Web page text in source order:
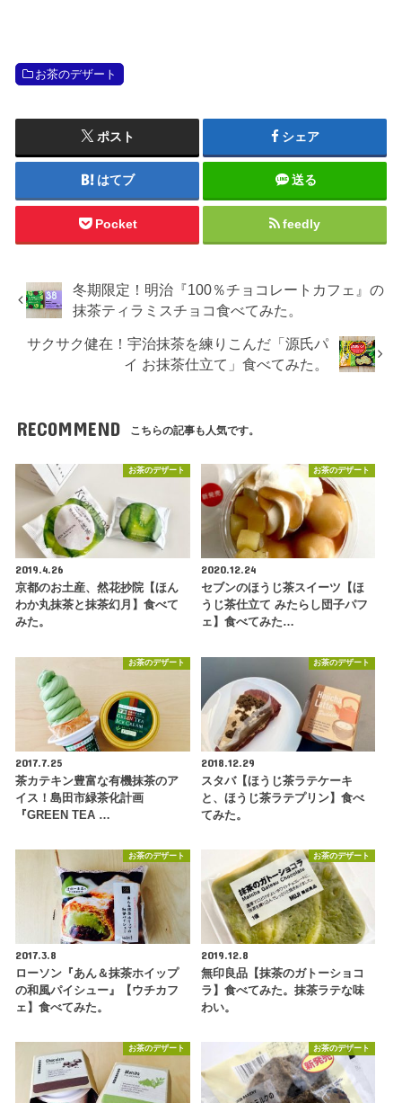
お茶のデザート
ポスト シェア
はてブ 送る
Pocket feedly
冬期限定！明治『100％チョコレートカフェ』の
抹茶ティラミスチョコ食べてみた。
サクサク健在！宇治抹茶を練りこんだ「源氏パ
イ お抹茶仕立て」食べてみた。
RECOMMEND こちらの記事も人気です。
お茶のデザート
2019.4.26
京都のお土産、然花抄院【ほん
わか丸抹茶と抹茶幻月】食べて
みた。
お茶のデザート
2020.12.24
セブンのほうじ茶スイーツ【ほ
うじ茶仕立て みたらし団子パフ
ェ】食べてみた…
お茶のデザート
2017.7.25
茶カテキン豊富な有機抹茶のア
イス！島田市緑茶化計画
『GREEN TEA …
お茶のデザート
2018.12.29
スタバ【ほうじ茶ラテケーキ
と、ほうじ茶ラテプリン】食べ
てみた。
お茶のデザート
2017.3.8
ローソン『あん＆抹茶ホイップ
の和風パイシュー』【ウチカフ
ェ】食べてみた。
お茶のデザート
2019.12.8
無印良品【抹茶のガトーショコ
ラ】食べてみた。抹茶ラテな味
わい。
お茶のデザート お茶のデザート